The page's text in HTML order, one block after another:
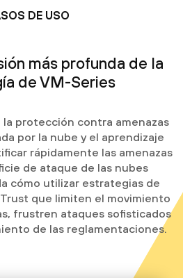
DE USO
más profunda de la
de VM-Series
protección contra amenazas
por la nube y el aprendizaje
rápidamente las amenazas
de ataque de las nubes
cómo utilizar estrategias de
que limiten el movimiento
frustren ataques sofisticados
de las reglamentaciones.